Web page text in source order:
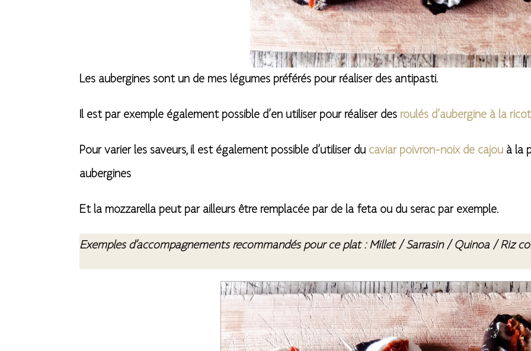
Les aubergines sont un de mes légumes préférés pour réaliser des antipasti.
Il est par exemple également possible d’en utiliser pour réaliser des roulés d’aubergine à la
Pour varier les saveurs, il est également possible d’utiliser du caviar poivron-noix de cajou à la
aubergines
Et la mozzarella peut par ailleurs être remplacée par de la feta ou du serac par exemple.
Exemples d’accompagnements recommandés pour ce plat : Millet / Sarrasin / Quinoa / Riz